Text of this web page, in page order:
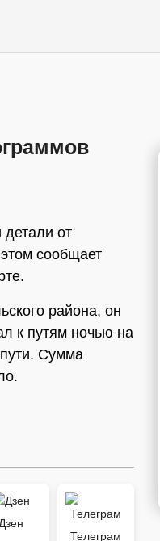
от
сообщает
района, он
к путям ночью на
Сумма
Дзен
Телеграм